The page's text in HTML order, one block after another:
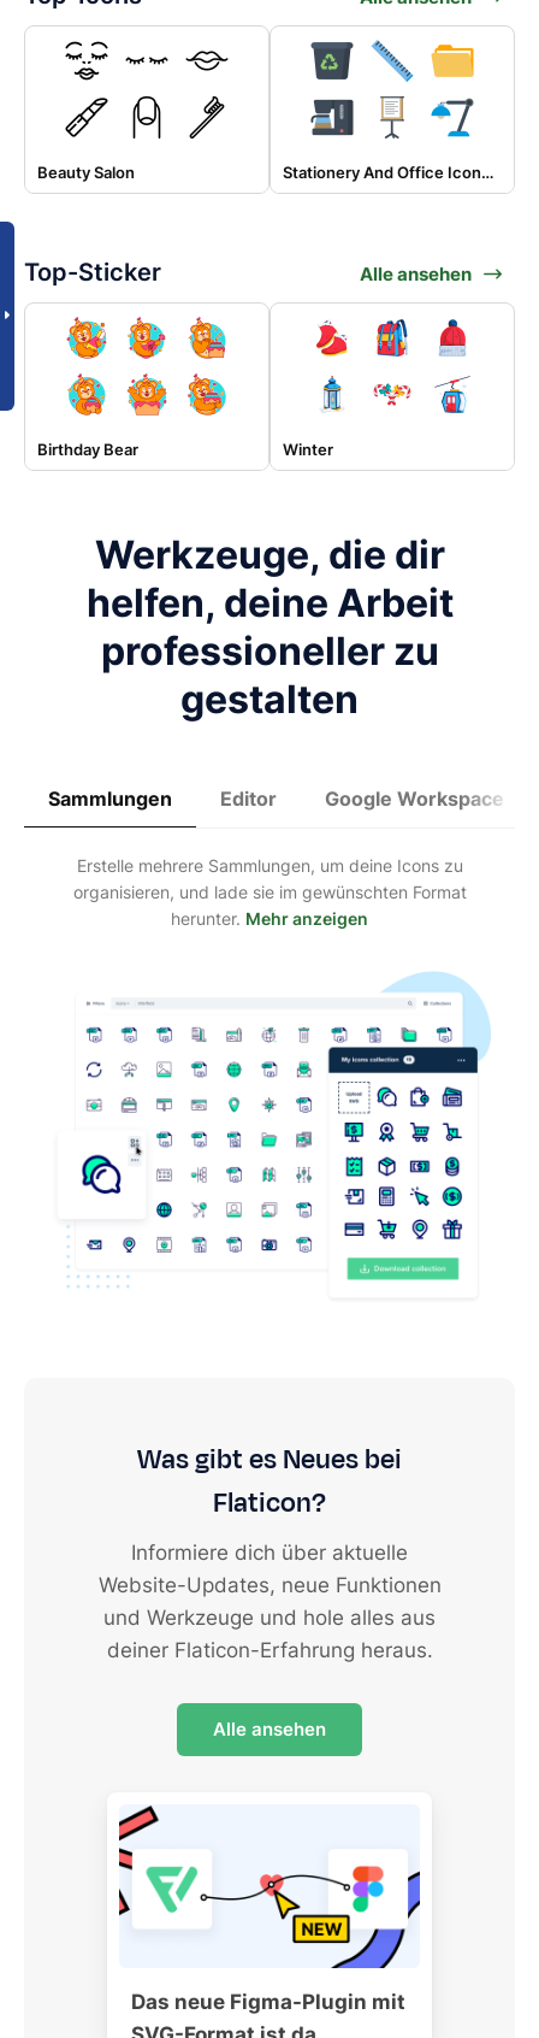
Beauty Salon Stationery And Office Icon Set
Top-Sticker Alle ansehen
Birthday Bear Winter
Werkzeuge, die dir
helfen, deine Arbeit
professioneller zu
gestalten
Sammlungen Editor Google Workspace
Erstelle mehrere Sammlungen, um deine Icons zu
organisieren, und lade sie im gewünschten Format
herunter. Mehr anzeigen
Was gibt es Neues bei
Flaticon?
Informiere dich über aktuelle
Website-Updates, neue Funktionen
und Werkzeuge und hole alles aus
deiner Flaticon-Erfahrung heraus.
Alle ansehen
Das neue Figma-Plugin mit